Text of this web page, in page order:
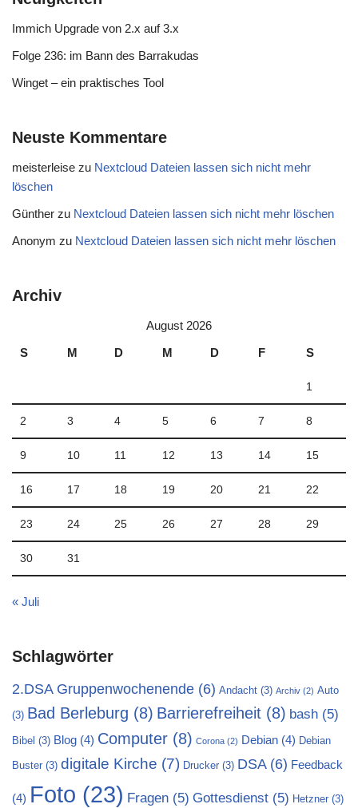
Immich Upgrade von 2.x auf 3.x
Folge 236: im Bann des Barrakudas
Winget – ein praktisches Tool
Neuste Kommentare
meisterleise zu Nextcloud Dateien lassen sich nicht mehr
löschen
Günther zu Nextcloud Dateien lassen sich nicht mehr löschen
Anonym zu Nextcloud Dateien lassen sich nicht mehr löschen
Archiv
August 2026
S
M D M D F S
1
2 3 4 5 6 7 8
9 10 11 12 13 14 15
16 17 18 19 20 21 22
23 24 25 26 27 28 29
30 31
« Juli
Schlagwörter
2.DSA Gruppenwochenende (6) Andacht (3) Archiv (2) Auto
(3) Bad Berleburg (8) Barrierefreiheit (8) bash (5)
Bibel (3) Blog (4) Computer (8) Corona (2) Debian (4) Debian
Buster (3) digitale Kirche (7) Drucker (3) DSA(6) Feedback
(4) Foto (23) Fragen (5) Gottesdienst (5) Hetzner (3)